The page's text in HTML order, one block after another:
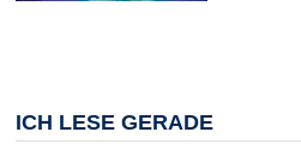
ICH LESE GERADE